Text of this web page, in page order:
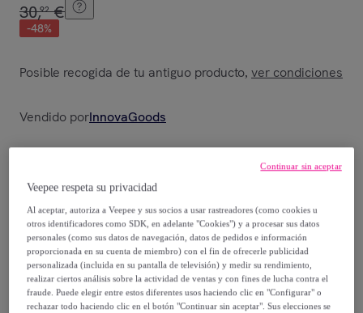
30,92 €
-48%
Posible recogida de tu antiguo producto, ver condiciones
Vendido porInnovaGoods
Entrega
Envío gratis
Entrega: Entre el17/08y el20/08
Veepee respeta su privacidad
Al aceptar, autoriza a Veepee y sus socios a usar rastreadores (como cookies u
otros identificadores como SDK, en adelante "Cookies") y a procesar sus datos
personales (como sus datos de navegación, datos de pedidos e información
proporcionada en su cuenta de miembro) con el fin de ofrecerle publicidad
personalizada (incluida en su pantalla de televisión) y medir su rendimiento,
realizar ciertos análisis sobre la actividad de ventas y con fines de lucha contra el
fraude. Puede elegir entre estos diferentes usos haciendo clic en "Configurar" o
rechazar todo haciendo clic en el botón "Continuar sin aceptar". Sus elecciones se
Continuar sin aceptar